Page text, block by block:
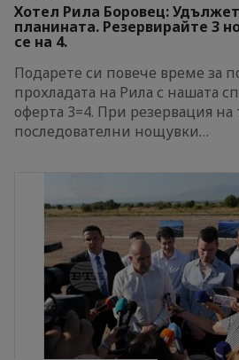
Хотел Рила Боровец:
планината. Резервирайте 3
се на 4.
Подарете си повече време за
прохладата на Рила с нашата
оферта 3=4. При резервация на
последователни нощувки…